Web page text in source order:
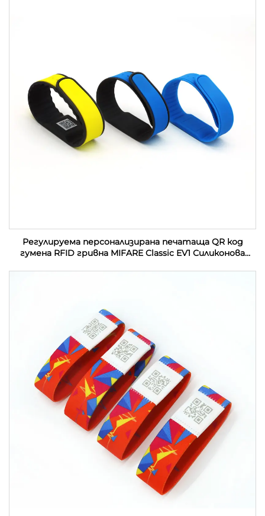
Регулируема персонализирана печатаща QR код
гумена RFID гривна MIFARE Classic EV1 Силиконова